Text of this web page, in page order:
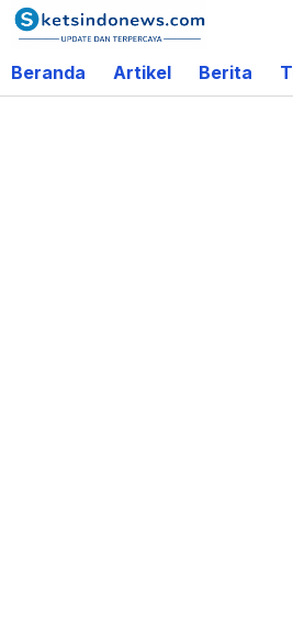
Lewati
ke
konten
Beranda Artikel Berita